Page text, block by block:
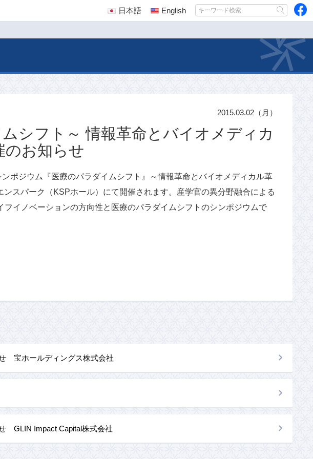
日本語 English
シフト～ 情報革命とバイオメディカ
のお知らせ
2015.03.02（月）
ポジウム『医療のパラダイムシフト』～情報革命とバイオメディカル革
スパーク（KSPホール）にて開催されます。産学官の異分野融合による
イノベーションの方向性と医療のパラダイムシフトのシンポジウムで
宝ホールディングス株式会社
GLIN Impact Capital株式会社